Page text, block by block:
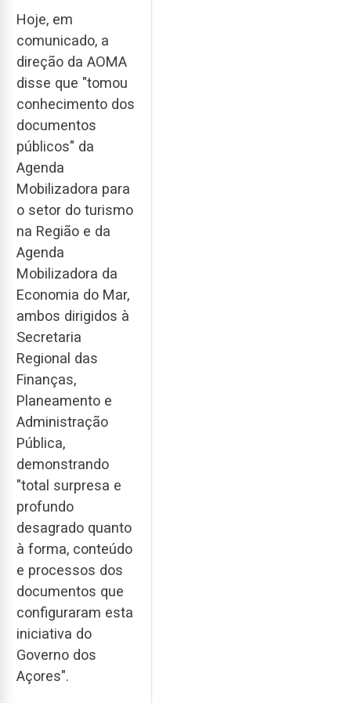
Hoje, em
comunicado, a
direção da AOMA
disse que "tomou
conhecimento dos
documentos
públicos" da
Agenda
Mobilizadora para
o setor do turismo
na Região e da
Agenda
Mobilizadora da
Economia do Mar,
ambos dirigidos à
Secretaria
Regional das
Finanças,
Planeamento e
Administração
Pública,
demonstrando
"total surpresa e
profundo
desagrado quanto
à forma, conteúdo
e processos dos
documentos que
configuraram esta
iniciativa do
Governo dos
Açores".